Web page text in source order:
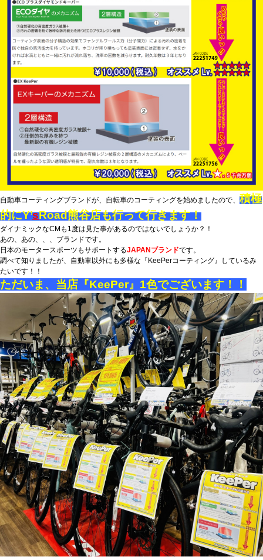
自動車コーティングブランドが、自転車のコーティングを始めましたので、 積極
的にY’sRoad熊谷店も行って行きます！
ダイナミックなCMも1度は見た事があるのではないでしょうか？！
あの、あの、、、ブランドです。
日本のモータースポーツもサポートするJAPANブランドです。
調べて知りましたが、自動車以外にも多様な『KeePerコーティング』しているみ
たいです！！
ただいま、当店『KeePer』1色でございます！！